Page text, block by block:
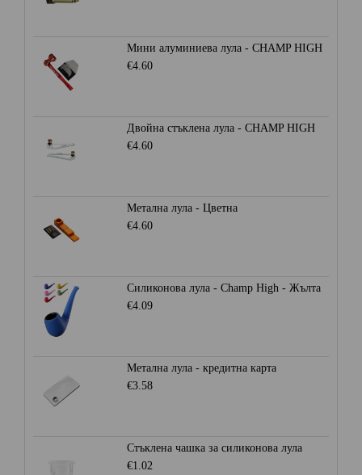
Мини алуминиева лула - CHAMP HIGH
€4.60
Двойна стъклена лула - CHAMP HIGH
€4.60
Метална лула - Цветна
€4.60
Силиконова лула - Champ High - Жълта
€4.09
Метална лула - кредитна карта
€3.58
Стъклена чашка за силиконова лула
€1.02